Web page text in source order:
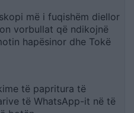
më i fuqishëm diellor
vorbullat që ndikojnë
hapësinor dhe Tokë
të papritura të
të WhatsApp-it në të